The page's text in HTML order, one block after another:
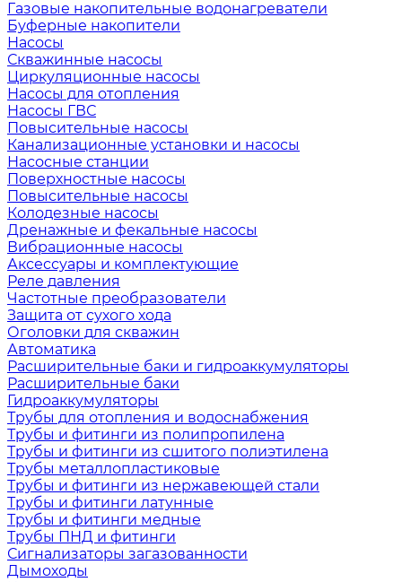
Газовые накопительные водонагреватели
Буферные накопители
Насосы
Скважинные насосы
Циркуляционные насосы
Насосы для отопления
Насосы ГВС
Повысительные насосы
Канализационные установки и насосы
Насосные станции
Поверхностные насосы
Повысительные насосы
Колодезные насосы
Дренажные и фекальные насосы
Вибрационные насосы
Аксессуары и комплектующие
Реле давления
Частотные преобразователи
Защита от сухого хода
Оголовки для скважин
Автоматика
Расширительные баки и гидроаккумуляторы
Расширительные баки
Гидроаккумуляторы
Трубы для отопления и водоснабжения
Трубы и фитинги из полипропилена
Трубы и фитинги из сшитого полиэтилена
Трубы металлопластиковые
Трубы и фитинги из нержавеющей стали
Трубы и фитинги латунные
Трубы и фитинги медные
Трубы ПНД и фитинги
Сигнализаторы загазованности
Дымоходы